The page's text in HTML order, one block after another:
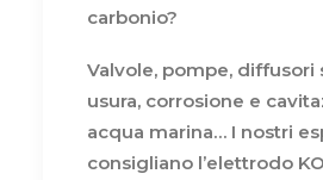
carbonio?
Valvole, pompe, diffusori
usura, corrosione e
acqua marina… I nostri
consigliano l’elettrodo